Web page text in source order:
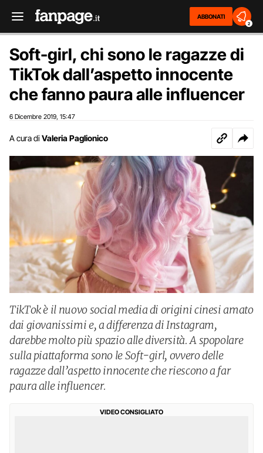
ABBONATI
2
Soft-girl, chi sono le ragazze di
TikTok dall’aspetto innocente
che fanno paura alle influencer
6 Dicembre 2019 15:47
A cura di Valeria Paglionico
TikTok è il nuovo social media di origini cinesi amato
dai giovanissimi e, a differenza di Instagram,
darebbe molto più spazio alle diversità. A spopolare
sulla piattaforma sono le Soft-girl, ovvero delle
ragazze dall’aspetto innocente che riescono a far
paura alle influencer.
VIDEO CONSIGLIATO